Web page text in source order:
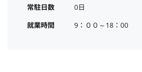
常駐日数
0日
就業時間
9：００～18：00